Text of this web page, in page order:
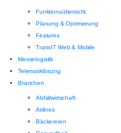
Funktionsübersicht
Planung & Optimierung
Features
TransIT Web & Mobile
Messelogistik
Telematiklösung
Branchen
Abfallwirtschaft
Airlines
Bäckereien